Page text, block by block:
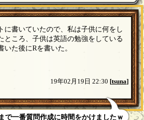
に書いていたので、私は子供に何をし
ところ、子供は英語の勉強をしている
いた後にRを書いた。
19年02月19日 22:30 [tsuna]
で一番質問作成に時間をかけましたｗ